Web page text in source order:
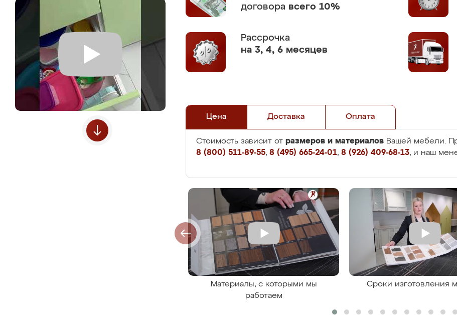
договора всего 10%
Рассрочка
на 3, 4, 6 месяцев
Цена Доставка Оплата
Стоимость зависит от размеров и материалов Вашей мебели.
8 (800) 511-89-55, 8 (495) 665-24-01, 8 (926) 409-68-13, и наш
Материалы, с которыми мы
работаем
Сроки изготовления